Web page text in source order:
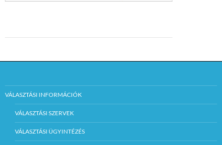
VÁLASZTÁSI INFORMÁCIÓK
VÁLASZTÁSI SZERVEK
VÁLASZTÁSI ÜGYINTÉZÉS